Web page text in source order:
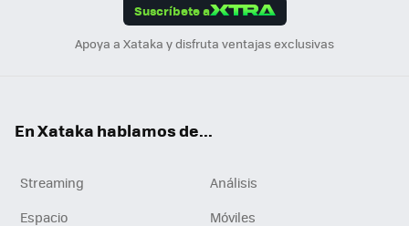
Suscríbete a
Apoya a Xataka y disfruta ventajas exclusivas
En Xataka hablamos de...
Streaming
Análisis
Espacio
Móviles